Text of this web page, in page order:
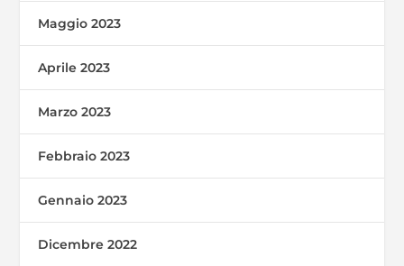
Maggio 2023
Aprile 2023
Marzo 2023
Febbraio 2023
Gennaio 2023
Dicembre 2022